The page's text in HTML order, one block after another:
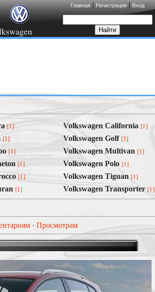
Главная|Регистрация|Вход
[1] Volkswagen California [1]
[1] Volkswagen Golf [3]
[1] Volkswagen Multivan [1]
[1] Volkswagen Polo [1]
[1] Volkswagen Tiguan [1]
[1] Volkswagen Transporter [1]
· Просмотрам